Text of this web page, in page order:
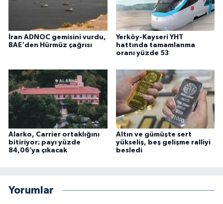
İran ADNOC gemisini vurdu,
BAE'den Hürmüz çağrısı
Yerköy-Kayseri YHT
hattında tamamlanma
oranı yüzde 53
Alarko, Carrier ortaklığını
bitiriyor; payı yüzde
84,06’ya çıkacak
Altın ve gümüşte sert
yükseliş, beş gelişme ralliyi
besledi
Yorumlar